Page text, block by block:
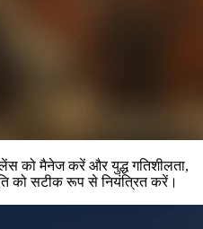
को मैनेज करें और युद्ध गतिशीलता,
को सटीक रूप से नियंत्रित करें।